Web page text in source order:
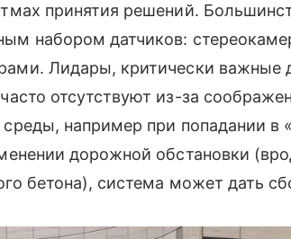
принятия решений.
набором датчиков:
Лидары, критически важные
отсутствуют из-за
например при попадании в
дорожной обстановки
бетона), система может дать